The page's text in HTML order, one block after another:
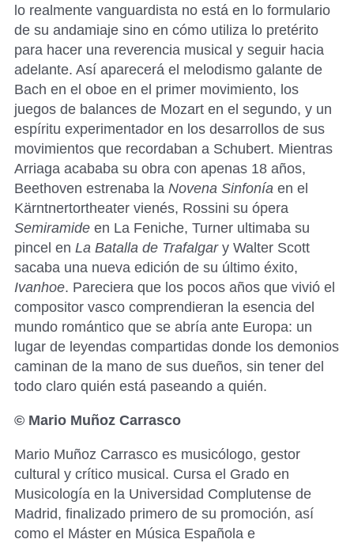
lo realmente vanguardista no está en lo formulario
de su andamiaje sino en cómo utiliza lo pretérito
para hacer una reverencia musical y seguir hacia
adelante. Así aparecerá el melodismo galante de
Bach en el oboe en el primer movimiento, los
juegos de balances de Mozart en el segundo, y un
espíritu experimentador en los desarrollos de sus
movimientos que recordaban a Schubert. Mientras
Arriaga acababa su obra con apenas 18 años,
Beethoven estrenaba la Novena Sinfonía en el
Kärntnertortheater vienés, Rossini su ópera
Semiramide en La Feniche, Turner ultimaba su
pincel en La Batalla de Trafalgary Walter Scott
sacaba una nueva edición de su último éxito,
Ivanhoe. Pareciera que los pocos años que vivió el
compositor vasco comprendieran la esencia del
mundo romántico que se abría ante Europa: un
lugar de leyendas compartidas donde los demonios
caminan de la mano de sus dueños, sin tener del
todo claro quién está paseando a quién.
© Mario Muñoz Carrasco
Mario Muñoz Carrasco es musicólogo, gestor
cultural y crítico musical. Cursa el Grado en
Musicología en la Universidad Complutense de
Madrid, finalizado primero de su promoción, así
como el Máster en Música Española e